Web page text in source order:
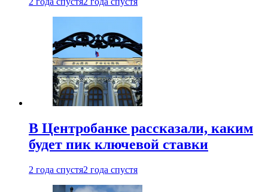
В Центробанке рассказали, каким
будет пик ключевой ставки
2 года спустя2 года спустя